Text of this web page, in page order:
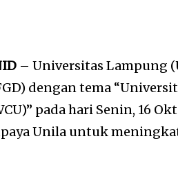
– Universitas Lampung
dengan tema
pada hari Senin, 16
Unila untuk